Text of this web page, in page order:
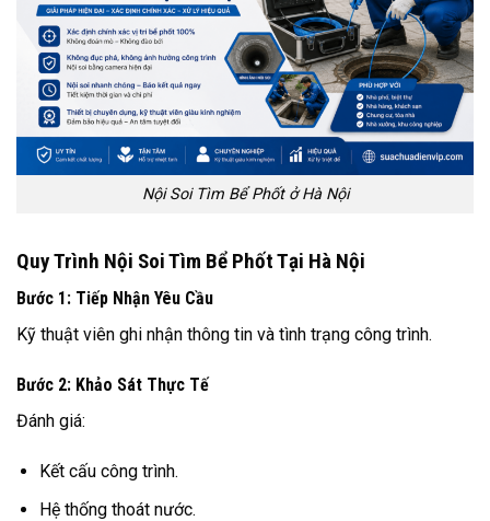
Nội Soi Tìm Bể Phốt ở Hà Nội
Quy Trình Nội Soi Tìm Bể Phốt Tại Hà Nội
Bước 1: Tiếp Nhận Yêu Cầu
Kỹ thuật viên ghi nhận thông tin và tình trạng công trình.
Bước 2: Khảo Sát Thực Tế
Đánh giá:
Kết cấu công trình.
Hệ thống thoát nước.